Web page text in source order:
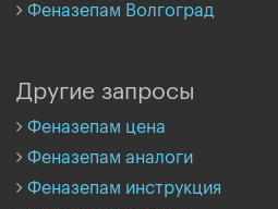
Феназепам Волгоград
Другие запросы
Феназепам цена
Феназепам аналоги
Феназепам инструкция